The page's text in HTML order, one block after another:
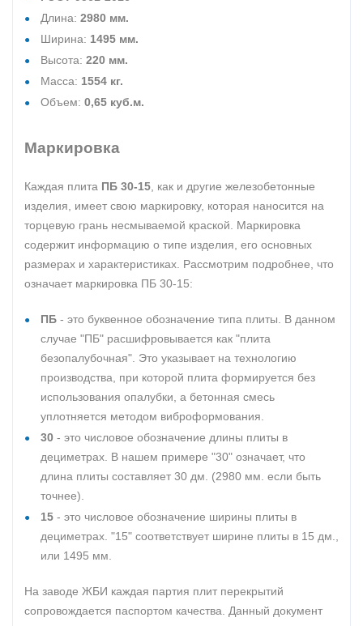
Длина: 2980 мм.
Ширина: 1495 мм.
Высота: 220 мм.
Масса: 1554 кг.
Объем: 0,65 куб.м.
Маркировка
Каждая плита ПБ 30-15 , как и другие железобетонные
изделия, имеет свою маркировку, которая наносится на
торцевую грань несмываемой краской. Маркировка
содержит информацию о типе изделия, его основных
размерах и характеристиках. Рассмотрим подробнее, что
означает маркировка ПБ 30-15:
ПБ - это буквенное обозначение типа плиты. В данном
случае "ПБ" расшифровывается как "плита
безопалубочная". Это указывает на технологию
производства, при которой плита формируется без
использования опалубки, а бетонная смесь
уплотняется методом виброформования.
30 - это числовое обозначение длины плиты в
дециметрах. В нашем примере "30" означает, что
длина плиты составляет 30 дм. (2980 мм. если быть
точнее).
15 - это числовое обозначение ширины плиты в
дециметрах. "15" соответствует ширине плиты в 15 дм.,
или 1495 мм.
На заводе ЖБИ каждая партия плит перекрытий
сопровождается паспортом качества. Данный документ